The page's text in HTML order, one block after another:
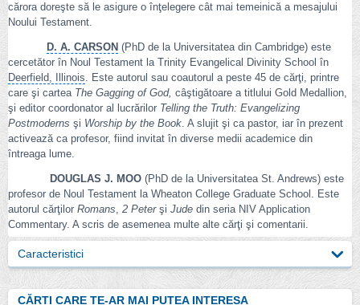
cărora doreşte să le asigure o înţelegere cât mai temeinică a mesajului
Noului Testament.
D. A. CARSON (PhD de la Universitatea din Cambridge) este
cercetător în Noul Testament la Trinity Evangelical Divinity School în
Deerfield, Illinois. Este autorul sau coautorul a peste 45 de cărţi, printre
care şi cartea The Gagging of God, câştigătoare a titlului Gold Medallion,
şi editor coordonator al lucrărilor Telling the Truth: Evangelizing
Postmoderns şi Worship by the Book. A slujit şi ca pastor, iar în prezent
activează ca profesor, fiind invitat în diverse medii academice din
întreaga lume.
DOUGLAS J. MOO (PhD de la Universitatea St. Andrews) este
profesor de Noul Testament la Wheaton College Graduate School. Este
autorul cărţilor Romans, 2 Peterşi Jude din seria NIV Application
Commentary. A scris de asemenea multe alte cărţi şi comentarii.
Caracteristici
CĂRTI CARE TE-AR MAI PUTEA INTERESA